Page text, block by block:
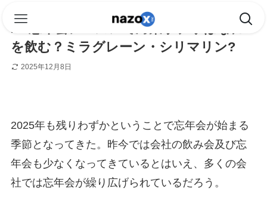
#2 忘年会シーズンで対策サプリはなに
を飲む？ミラグレーン・シリマリン?
2025年12月8日
2025年も残りわずかということで忘年会が始まる
季節となってきた。昨今では会社の飲み会及び忘
年会も少なくなってきているとはいえ、多くの会
社では忘年会が繰り広げられているだろう。